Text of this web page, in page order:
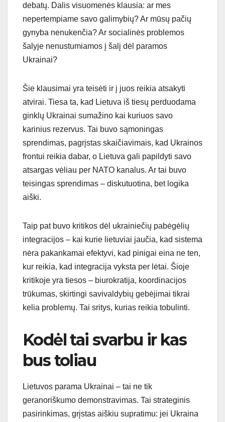
debatų. Dalis visuomenės klausia: ar mes
nepertempiame savo galimybių? Ar mūsų pačių
gynyba nenukenčia? Ar socialinės problemos
šalyje nenustumiamos į šalį dėl paramos
Ukrainai?
Šie klausimai yra teisėti ir į juos reikia atsakyti
atvirai. Tiesa ta, kad Lietuva iš tiesų perduodama
ginklų Ukrainai sumažino kai kuriuos savo
karinius rezervus. Tai buvo sąmoningas
sprendimas, pagrįstas skaičiavimais, kad Ukrainos
frontui reikia dabar, o Lietuva gali papildyti savo
atsargas vėliau per NATO kanalus. Ar tai buvo
teisingas sprendimas – diskutuotina, bet logika
aiški.
Taip pat buvo kritikos dėl ukrainiečių pabėgėlių
integracijos – kai kurie lietuviai jaučia, kad sistema
nėra pakankamai efektyvi, kad pinigai eina ne ten,
kur reikia, kad integracija vyksta per lėtai. Šioje
kritikoje yra tiesos – biurokratija, koordinacijos
trūkumas, skirtingi savivaldybių gebėjimai tikrai
kelia problemų. Tai sritys, kurias reikia tobulinti.
Kodėl tai svarbu ir kas
bus toliau
Lietuvos parama Ukrainai – tai ne tik
geranoriškumo demonstravimas. Tai strateginis
pasirinkimas, grįstas aiškiu supratimu: jei Ukraina